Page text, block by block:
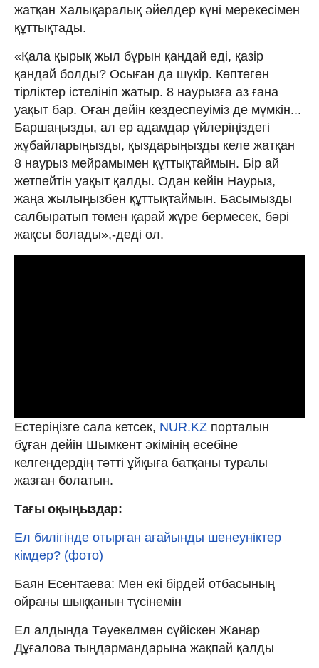
жатқан Халықаралық әйелдер күні мерекесімен
құттықтады.
«Қала қырық жыл бұрын қандай еді, қазір
қандай болды? Осыған да шүкір. Көптеген
тірліктер істелініп жатыр. 8 наурызға аз ғана
уақыт бар. Оған дейін кездеспеуіміз де мүмкін...
Баршаңызды, ал ер адамдар үйлеріңіздегі
жұбайларыңызды, қыздарыңызды келе жатқан
8 наурыз мейрамымен құттықтаймын. Бір ай
жетпейтін уақыт қалды. Одан кейін Наурыз,
жаңа жылыңызбен құттықтаймын. Басымызды
салбыратып төмен қарай жүре бермесек, бәрі
жақсы болады»,-деді ол.
Естеріңізге сала кетсек, NUR.KZ порталын
бұған дейін Шымкент әкімінің есебіне
келгендердің тәтті ұйқыға батқаны туралы
жазған болатын.
Тағы оқыңыздар:
Ел билігінде отырған ағайынды шенеуніктер
кімдер? (фото)
Баян Есентаева: Мен екі бірдей отбасының
ойраны шыққанын түсінемін
Ел алдында Тәуекелмен сүйіскен Жанар
Дұғалова тыңдармандарына жақпай қалды